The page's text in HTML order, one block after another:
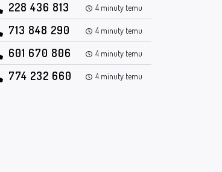
228 436 813 4 minuty temu
713 848 290 4 minuty temu
601 670 806 4 minuty temu
774 232 660 4 minuty temu